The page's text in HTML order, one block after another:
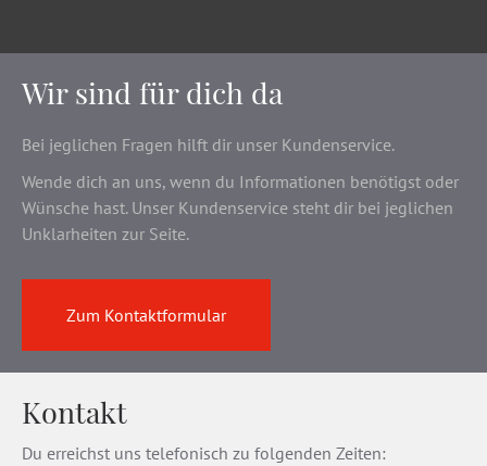
Wir sind für dich da
Bei jeglichen Fragen hilft dir unser Kundenservice.
Wende dich an uns, wenn du Informationen benötigst oder
Wünsche hast. Unser Kundenservice steht dir bei jeglichen
Unklarheiten zur Seite.
Zum Kontaktformular
Kontakt
Du erreichst uns telefonisch zu folgenden Zeiten: